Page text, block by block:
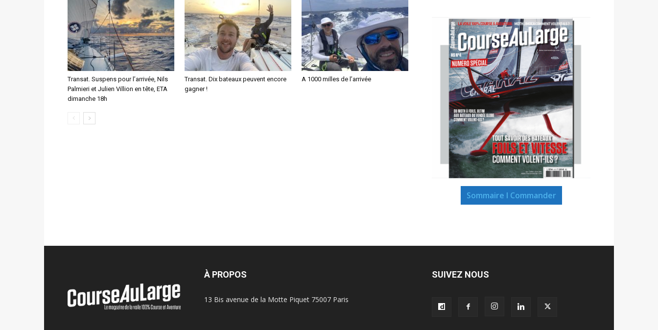
Transat. Suspens pour l’arrivée, Nils
Palmieri et Julien Villion en tête, ETA
dimanche 18h
Transat. Dix bateaux peuvent encore
gagner !
A 1000 milles de l’arrivée
Sommaire I Commander
À PROPOS
13 Bis avenue de la Motte Piquet 75007 Paris
SUIVEZ NOUS